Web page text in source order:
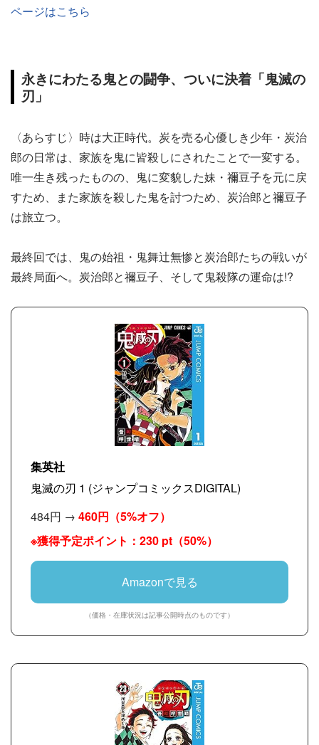
ページはこちら
永きにわたる鬼との闘争、ついに決着「鬼滅の
刃」
〈あらすじ〉時は大正時代。炭を売る心優しき少年・炭治
郎の日常は、家族を鬼に皆殺しにされたことで一変する。
唯一生き残ったものの、鬼に変貌した妹・禰豆子を元に戻
すため、また家族を殺した鬼を討つため、炭治郎と禰豆子
は旅立つ。
最終回では、鬼の始祖・鬼舞辻無惨と炭治郎たちの戦いが
最終局面へ。炭治郎と禰豆子、そして鬼殺隊の運命は!?
集英社
鬼滅の刃 1 (ジャンプコミックスDIGITAL)
484円 → 460円 （5%オフ）
※獲得予定ポイント：230 pt（50%）
Amazonで見る
（価格・在庫状況は記事公開時点のものです）